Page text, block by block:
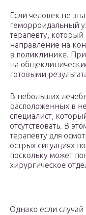
Если человек не
геморроидальный
терапевту,
направление на
в поликлинике. При
на
готовыми
В небольших
расположенных в
специалист,
отсутствовать. В
терапевту для
острых ситуациях
поскольку может
хирургическое
Однако если